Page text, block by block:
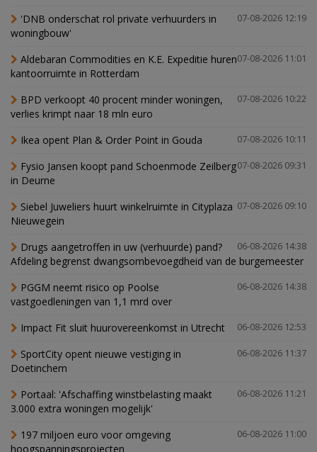
07-08-2026 12:19
'DNB onderschat rol private verhuurders in
woningbouw'
07-08-2026 11:01
Aldebaran Commodities en K.E. Expeditie huren
kantoorruimte in Rotterdam
07-08-2026 10:22
BPD verkoopt 40 procent minder woningen,
verlies krimpt naar 18 mln euro
07-08-2026 10:11
Ikea opent Plan & Order Point in Gouda
07-08-2026 09:31
Fysio Jansen koopt pand Schoenmode Zeilberg
in Deurne
07-08-2026 09:10
Siebel Juweliers huurt winkelruimte in Cityplaza
Nieuwegein
06-08-2026 14:38
Drugs aangetroffen in uw (verhuurde) pand?
Afdeling begrenst dwangsombevoegdheid van de burgemeester
06-08-2026 14:38
PGGM neemt risico op Poolse
vastgoedleningen van 1,1 mrd over
06-08-2026 12:53
Impact Fit sluit huurovereenkomst in Utrecht
06-08-2026 11:37
SportCity opent nieuwe vestiging in
Doetinchem
06-08-2026 11:21
Portaal: 'Afschaffing winstbelasting maakt
3.000 extra woningen mogelijk'
06-08-2026 11:00
197 miljoen euro voor omgeving
hoogspanningsprojecten